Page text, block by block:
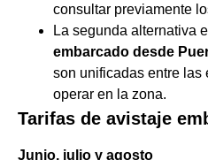
consultar previamente
La segunda alternativa
embarcado desde
son unificadas entre las
operar en la zona.
Tarifas de avistaje
Junio, julio y agosto